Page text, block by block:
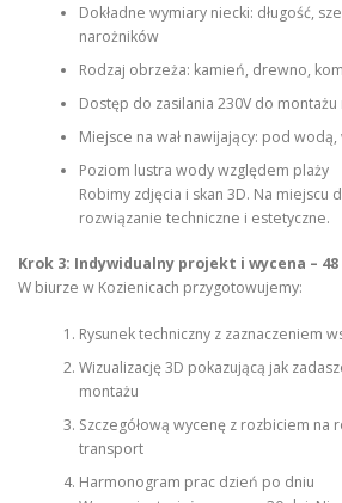
Dokładne wymiary niecki: długość,
narożników
Rodzaj obrzeża: kamień, drewno,
Dostęp do zasilania 230V do montażu
Miejsce na wał nawijający: pod wodą,
Poziom lustra wody względem plaży
Robimy zdjęcia i skan 3D. Na miejscu
rozwiązanie techniczne i estetyczne.
Krok 3: Indywidualny projekt i wycena –
W biurze w Kozienicach przygotowujemy:
Rysunek techniczny z zaznaczeniem
Wizualizację 3D pokazującą jak
montażu
Szczegółową wycenę z rozbiciem na
transport
Harmonogram prac dzień po dniu